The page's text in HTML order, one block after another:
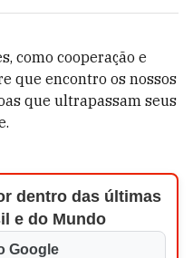
como cooperação e
que encontro os nossos
que ultrapassam seus
dentro das últimas
e do Mundo
Google